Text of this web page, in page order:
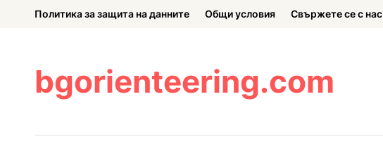
Политика за защита на данните Общи условия Свържете се с нас
bgorienteering.com